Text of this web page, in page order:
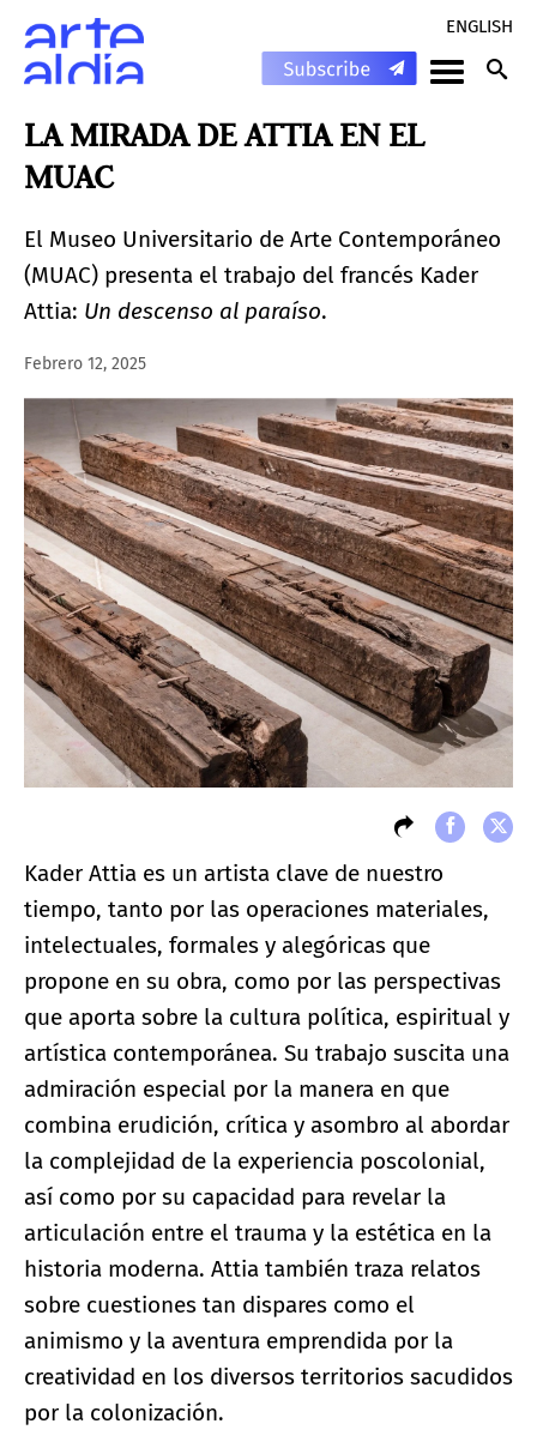
ENGLISH
LA MIRADA DE ATTIA EN EL
MUAC
El Museo Universitario de Arte Contemporáneo
(MUAC) presenta el trabajo del francés Kader
Attia: Un descenso al paraíso.
Febrero 12, 2025
Kader Attia es un artista clave de nuestro
tiempo, tanto por las operaciones materiales,
intelectuales, formales y alegóricas que
propone en su obra, como por las perspectivas
que aporta sobre la cultura política, espiritual y
artística contemporánea. Su trabajo suscita una
admiración especial por la manera en que
combina erudición, crítica y asombro al abordar
la complejidad de la experiencia poscolonial,
así como por su capacidad para revelar la
articulación entre el trauma y la estética en la
historia moderna. Attia también traza relatos
sobre cuestiones tan dispares como el
animismo y la aventura emprendida por la
creatividad en los diversos territorios sacudidos
por la colonización.